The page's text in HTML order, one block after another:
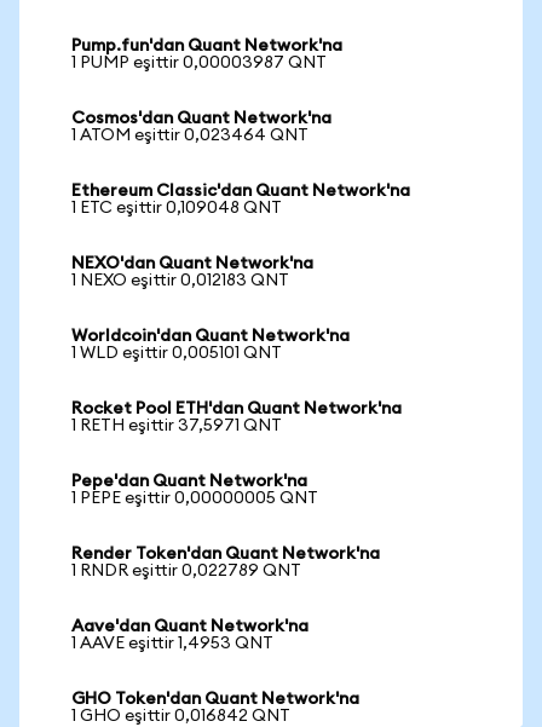
Pump.fun'dan Quant Network'na
1 PUMP eşittir 0,00003987 QNT
Cosmos'dan Quant Network'na
1 ATOM eşittir 0,023464 QNT
Ethereum Classic'dan Quant Network'na
1 ETC eşittir 0,109048 QNT
NEXO'dan Quant Network'na
1 NEXO eşittir 0,012183 QNT
Worldcoin'dan Quant Network'na
1 WLD eşittir 0,005101 QNT
Rocket Pool ETH'dan Quant Network'na
1 RETH eşittir 37,5971 QNT
Pepe'dan Quant Network'na
1 PEPE eşittir 0,00000005 QNT
Render Token'dan Quant Network'na
1 RNDR eşittir 0,022789 QNT
Aave'dan Quant Network'na
1 AAVE eşittir 1,4953 QNT
GHO Token'dan Quant Network'na
1 GHO eşittir 0,016842 QNT